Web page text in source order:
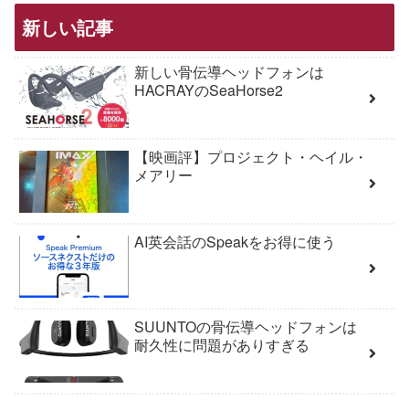
新しい記事
新しい骨伝導ヘッドフォンは
HACRAYのSeaHorse2
【映画評】プロジェクト・ヘイル・
メアリー
AI英会話のSpeakをお得に使う
SUUNTOの骨伝導ヘッドフォンは
耐久性に問題がありすぎる